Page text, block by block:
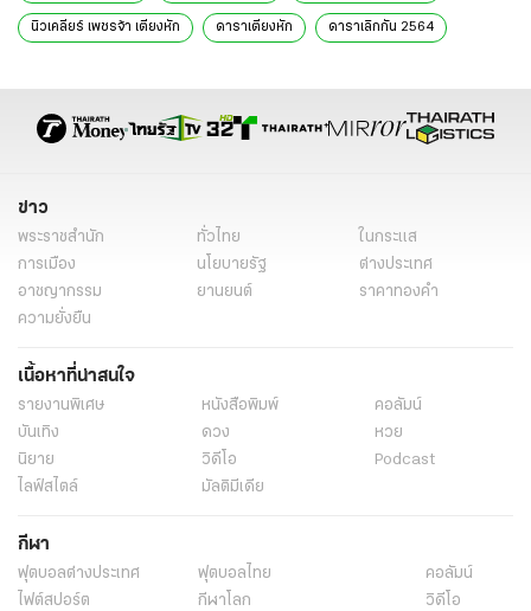
นิวเคลียร์ เพชรจ้า เตียงหัก ดาราเตียงหัก ดาราเลิกกัน 2564
ข่าว
พระราชสำนัก ทั่วไทย
ในกระแส
การเมือง
นโยบายรัฐ
ต่างประเทศ
อาชญากรรม
ยานยนต์
ราคาทองคำ
ความยั่งยืน
เนื้อหาที่น่าสนใจ
รายงานพิเศษ หนังสือพิมพ์
คอลัมน์
บันเทิง
ดวง
หวย
นิยาย
วิดีโอ
Podcast
ไลฟ์สไตล์
มัลติมีเดีย
กีฬา
ฟุตบอลต่่างประเทศ ฟุตบอลไทย
คอลัมน์
ไฟต์สปอร์ต
กีฬาโลก
วิดีโอ